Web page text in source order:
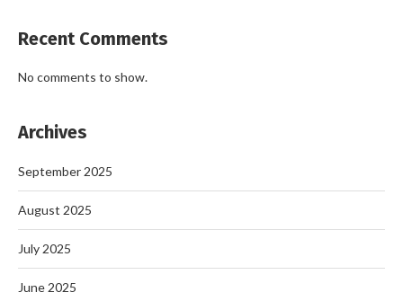
Recent Comments
No comments to show.
Archives
September 2025
August 2025
July 2025
June 2025